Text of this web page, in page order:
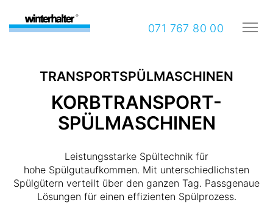
071 767 80 00
TRANSPORTSPÜLMASCHINEN
KORBTRANSPORT-
SPÜLMASCHINEN
Leistungsstarke Spültechnik für
hohe Spülgutaufkommen. Mit unterschiedlichsten
Spülgütern verteilt über den ganzen Tag. Passgenaue
Lösungen für einen effizienten Spülprozess.